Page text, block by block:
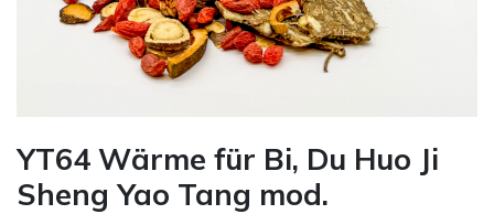
YT64 Wärme für Bi, Du Huo Ji
Sheng Yao Tang mod.